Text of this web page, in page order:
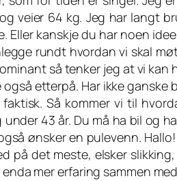
veier 64 kg. Jeg har langt
Eller kanskje du har noen
rundt hvordan vi skal
så tenker jeg at vi
etterpå. Har ikke
Så kommer vi til
43 år. Du må ha bil og
ønsker en pulevenn.
på det meste, elsker
mer erfaring sammen